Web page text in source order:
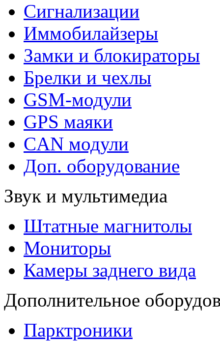
Сигнализации
Иммобилайзеры
Замки и блокираторы
Брелки и чехлы
GSM-модули
GPS маяки
CAN модули
Доп. оборудование
Звук и мультимедиа
Штатные магнитолы
Мониторы
Камеры заднего вида
Дополнительное
Парктроники